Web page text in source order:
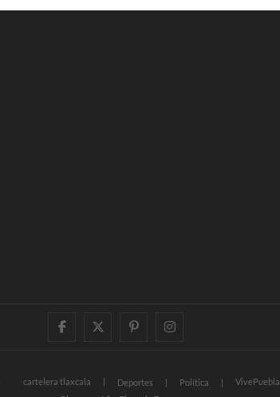
facebooktwitter
pinterestinstagram
cartelera tlaxcala Deportes Política VivePuebla